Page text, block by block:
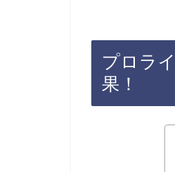
プロラ
果！